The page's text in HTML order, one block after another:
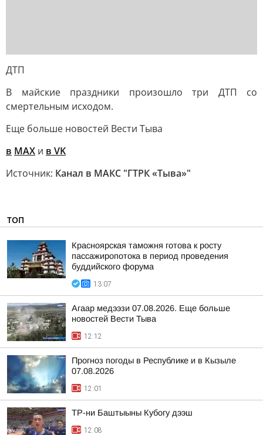
ДТП
В майские праздники произошло три ДТП со
смертельным исходом.
Еще больше новостей Вести Тыва
в MAX и в VK
Источник: Канал в МАКС "ГТРК «Тыва»"
ТОП
Красноярская таможня готова к росту
пассажиропотока в период проведения
буддийского форума
13:07
Агаар медээзи 07.08.2026. Еще больше
новостей Вести Тыва
12:12
Прогноз погоды в Республике и в Кызыле
07.08.2026
12:01
ТР-ни Баштыыны Кубогу дээш
12:08